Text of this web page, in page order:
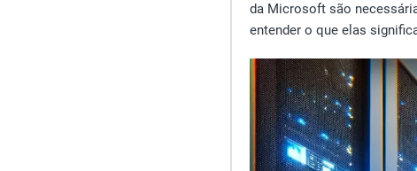
da Microsoft são
entender o que elas